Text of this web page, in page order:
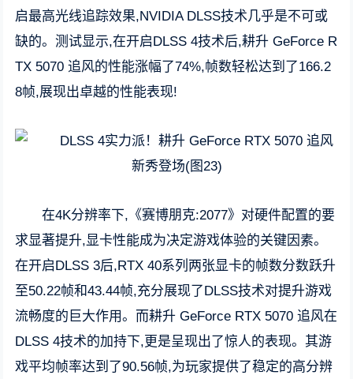
启最高光线追踪效果,NVIDIA DLSS技术几乎是不可或
缺的。测试显示,在开启DLSS 4技术后,耕升 GeForce R
TX 5070 追风的性能涨幅了74%,帧数轻松达到了166.2
8帧,展现出卓越的性能表现!
在4K分辨率下,《赛博朋克:2077》对硬件配置的要
求显著提升,显卡性能成为决定游戏体验的关键因素。
在开启DLSS 3后,RTX 40系列两张显卡的帧数分数跃升
至50.22帧和43.44帧,充分展现了DLSS技术对提升游戏
流畅度的巨大作用。而耕升 GeForce RTX 5070 追风在
DLSS 4技术的加持下,更是呈现出了惊人的表现。其游
戏平均帧率达到了90.56帧,为玩家提供了稳定的高分辨